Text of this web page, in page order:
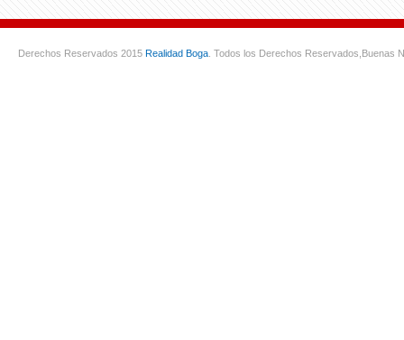
Derechos Reservados 2015 Realidad Boga . Todos los Derechos Reservados, Buenas